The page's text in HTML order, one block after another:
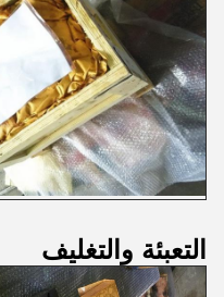
التعبئة والتغليف